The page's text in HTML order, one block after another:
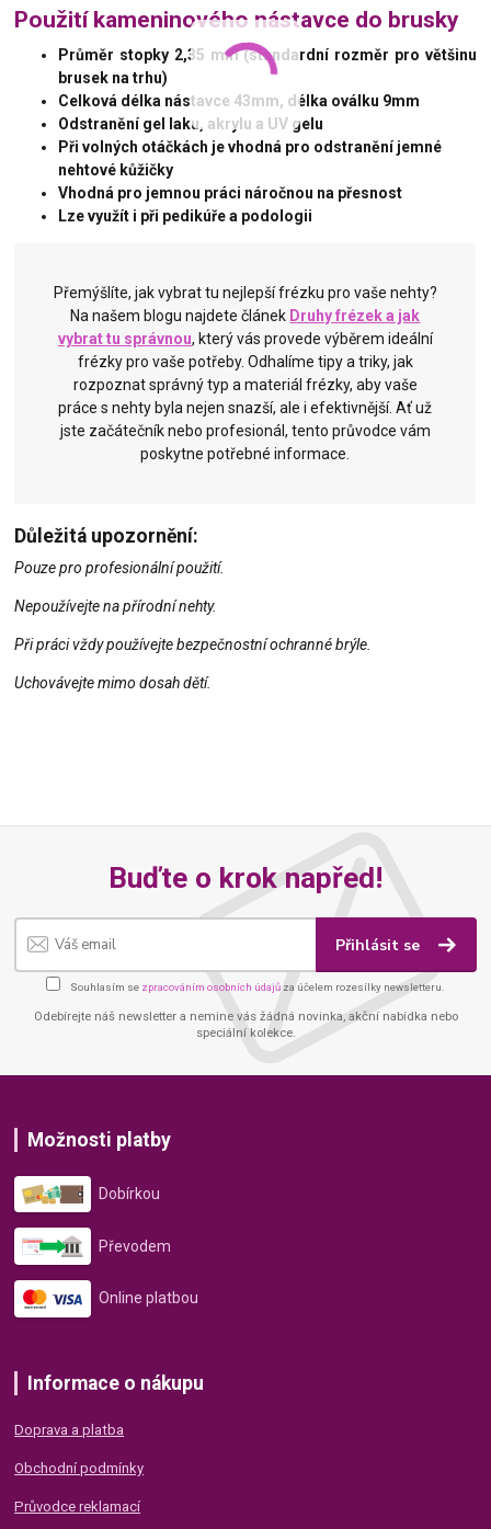
Použití kameninového nástavce do brusky
Průměr stopky 2,35 mm (standardní rozměr pro většinu
brusek na trhu)
Celková délka nástavce 43mm, délka oválku 9mm
Odstranění gel laku, akrylu a UV gelu
Při volných otáčkách je vhodná pro odstranění jemné
nehtové kůžičky
Vhodná pro jemnou práci náročnou na přesnost
Lze využít i při pedikúře a podologii
Přemýšlíte, jak vybrat tu nejlepší frézku pro vaše nehty?
Na našem blogu najdete článek Druhy frézek a jak
vybrat tu správnou, který vás provede výběrem ideální
frézky pro vaše potřeby. Odhalíme tipy a triky, jak
rozpoznat správný typ a materiál frézky, aby vaše
práce s nehty byla nejen snazší, ale i efektivnější. Ať už
jste začátečník nebo profesionál, tento průvodce vám
poskytne potřebné informace.
Důležitá upozornění:
Pouze pro profesionální použití.
Nepoužívejte na přírodní nehty.
Při práci vždy používejte bezpečnostní ochranné brýle.
Uchovávejte mimo dosah dětí.
Buďte o krok napřed!
Přihlásit se
Souhlasím se zpracováním osobních údajů za účelem rozesílky newsletteru.
Odebírejte náš newsletter a nemine vás žádná novinka, akční nabídka nebo
speciální kolekce.
Možnosti platby
Dobírkou
Převodem
Online platbou
Informace o nákupu
Doprava a platba
Obchodní podmínky
Průvodce reklamací